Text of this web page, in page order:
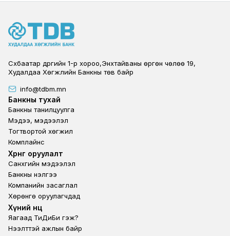
Сүхбаатар дүүргийн 1-р хороо,Энхтайваны өргөн чөлөө 19,
Худалдаа Хөгжлийн Банкны төв байр
info@tdbm.mn
Footer
Банкны тухай
Банкны танилцуулга
Мэдээ, мэдээлэл
Тогтвортой хөгжил
Комплайнс
Footer third
Хөрөнгө оруулалт
Санхүүгийн мэдээлэл
Банкны үнэлгээ
Компанийн засаглал
Хөрөнгө оруулагчдад
Footer second
Хүний нөөц
Яагаад ТиДиБи гэж?
Нээлттэй ажлын байр